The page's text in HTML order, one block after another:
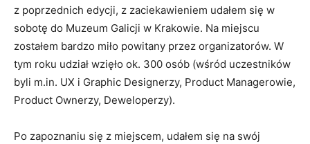
z poprzednich edycji, z zaciekawieniem udałem się w
sobotę do Muzeum Galicji w Krakowie. Na miejscu
zostałem bardzo miło powitany przez organizatorów. W
tym roku udział wzięło ok. 300 osób (wśród uczestników
byli m.in. UX i Graphic Designerzy, Product Managerowie,
Product Ownerzy, Deweloperzy).
Po zapoznaniu się z miejscem, udałem się na swój